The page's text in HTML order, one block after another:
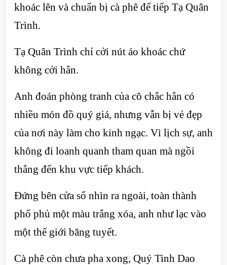
khoác lên và chuẩn bị cà phê để tiếp Tạ Quân
Trình.
Tạ Quân Trình chỉ cởi nút áo khoác chứ
không cởi hẳn.
Anh đoán phòng tranh của cô chắc hẳn có
nhiều món đồ quý giá, nhưng vẫn bị vẻ đẹp
của nơi này làm cho kinh ngạc. Vì lịch sự, anh
không đi loanh quanh tham quan mà ngồi
thẳng đến khu vực tiếp khách.
Đứng bên cửa sổ nhìn ra ngoài, toàn thành
phố phủ một màu trắng xóa, anh như lạc vào
một thế giới băng tuyết.
Cà phê còn chưa pha xong, Quý Tinh Dao